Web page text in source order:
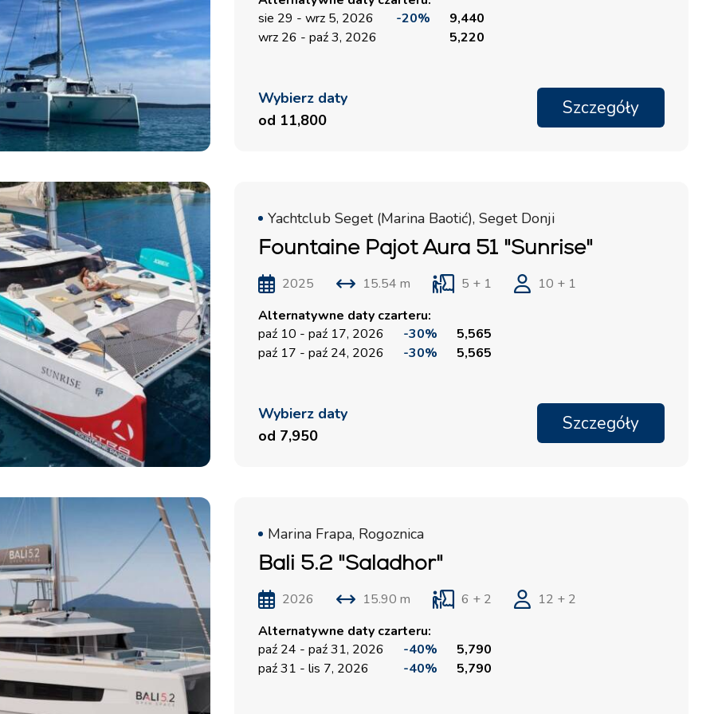
sie 29 - wrz 5, 2026
-20%
9,440
wrz 26 - paź 3, 2026
5,220
Wybierz daty
od 11,800
Szczegóły
Yachtclub Seget (Marina Baotić), Seget Donji
Fountaine Pajot Aura 51 "Sunrise"
2025 15.54 m 5 + 1
10 + 1
Alternatywne daty czarteru:
paź 10 - paź 17, 2026
-30%
5,565
paź 17 - paź 24, 2026
-30% 5,565
Wybierz daty
od 7,950
Szczegóły
Marina Frapa, Rogoznica
Bali 5.2 "Saladhor"
2026 15.90 m 6 + 2
12 + 2
Alternatywne daty czarteru:
paź 24 - paź 31, 2026
-40%
5,790
paź 31 - lis 7, 2026
-40% 5,790